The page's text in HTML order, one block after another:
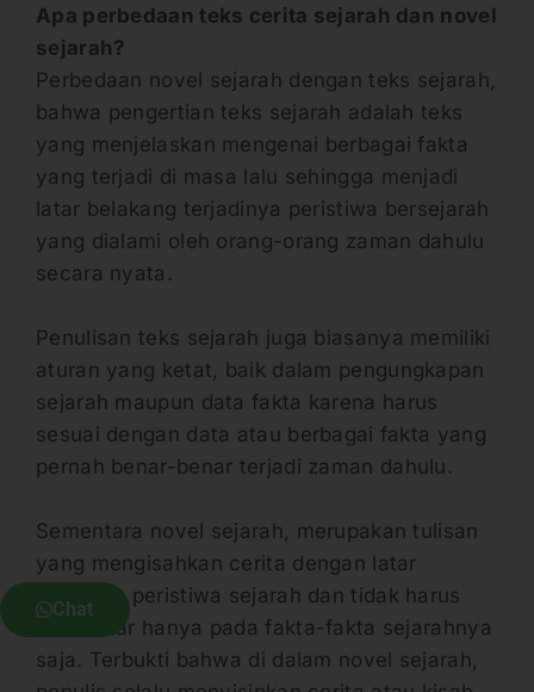
Apa perbedaan teks cerita sejarah dan novel
sejarah?
Perbedaan novel sejarah dengan teks sejarah,
bahwa pengertian teks sejarah adalah teks
yang menjelaskan mengenai berbagai fakta
yang terjadi di masa lalu sehingga menjadi
latar belakang terjadinya peristiwa bersejarah
yang dialami oleh orang-orang zaman dahulu
secara nyata.
Penulisan teks sejarah juga biasanya memiliki
aturan yang ketat, baik dalam pengungkapan
sejarah maupun data fakta karena harus
sesuai dengan data atau berbagai fakta yang
pernah benar-benar terjadi zaman dahulu.
Sementara novel sejarah, merupakan tulisan
yang mengisahkan cerita dengan latar
belakang peristiwa sejarah dan tidak harus
bersandar hanya pada fakta-fakta sejarahnya
saja. Terbukti bahwa di dalam novel sejarah,
Chat